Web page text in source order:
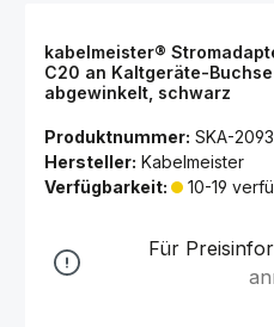
kabelmeister®
C20 an Kaltgeräte-
abgewinkelt, schwarz
Produktnummer: SKA-
Hersteller: Kabelmeister
Verfügbarkeit:
10-19
Für